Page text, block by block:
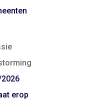
erop